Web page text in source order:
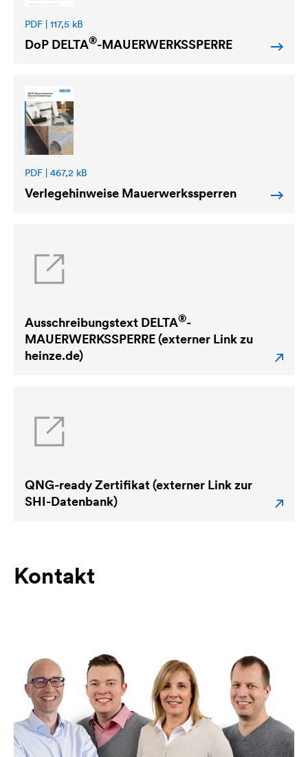
PDF | 117,5 kB
DoP DELTA®-MAUERWERKSSPERRE
PDF | 467,2 kB
Verlegehinweise Mauerwerkssperren
Ausschreibungstext DELTA®-
MAUERWERKSSPERRE (externer Link zu
heinze.de)
QNG-ready Zertifikat (externer Link zur
SHI-Datenbank)
Kontakt